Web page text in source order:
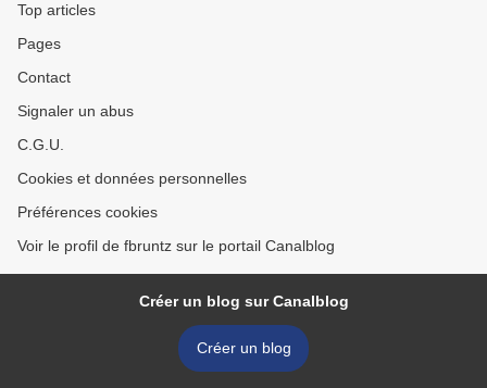
Top articles
Pages
Contact
Signaler un abus
C.G.U.
Cookies et données personnelles
Préférences cookies
Voir le profil de fbruntz sur le portail Canalblog
Créer un blog sur Canalblog
Créer un blog